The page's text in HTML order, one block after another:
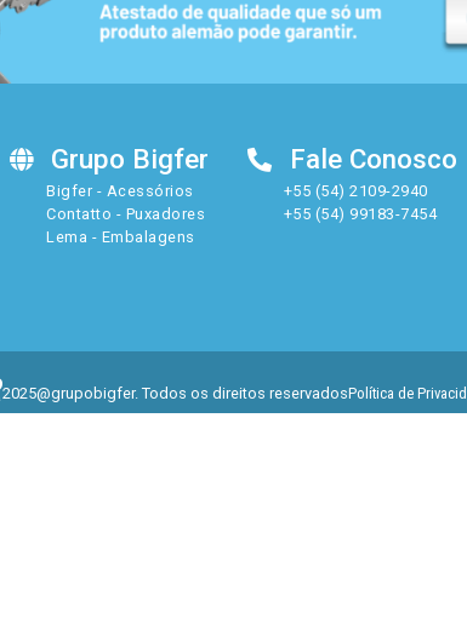
Grupo Bigfer
Bigfer - Acessórios
Contatto - Puxadores
Lema - Embalagens
Fale Conosco
+55 (54) 2109-2940
+55 (54) 99183-7454
2025@grupobigfer. Todos os direitos reservadosPolítica de